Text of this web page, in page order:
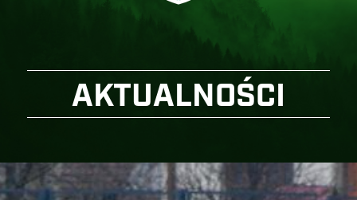
AKTUALNOŚCI